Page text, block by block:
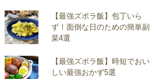
【最強ズボラ飯】包丁いら
ず！面倒な日のための簡単副
菜4選
【最強ズボラ飯】時短でおい
しい最強おかず5選